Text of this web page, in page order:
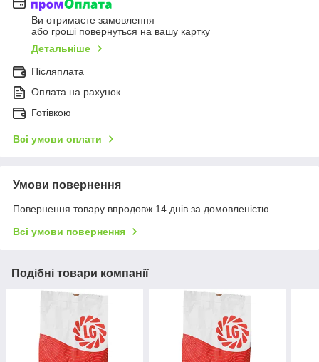
Ви отримаєте замовлення
або гроші повернуться на вашу картку
Детальніше
Післяплата
Оплата на рахунок
Готівкою
Всі умови оплати
Умови повернення
Повернення товару впродовж 14 днів за домовленістю
Всі умови повернення
Подібні товари компанії